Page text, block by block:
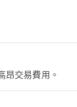
昂交易費用。